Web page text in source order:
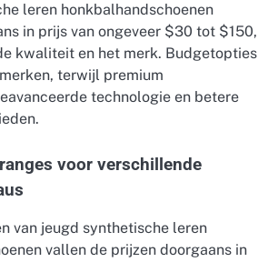
leren honkbalhandschoenen
in prijs van ongeveer $30 tot $150,
kwaliteit en het merk. Budgetopties
terwijl premium
technologie en betere
voor verschillende
van jeugd synthetische leren
vallen de prijzen doorgaans in